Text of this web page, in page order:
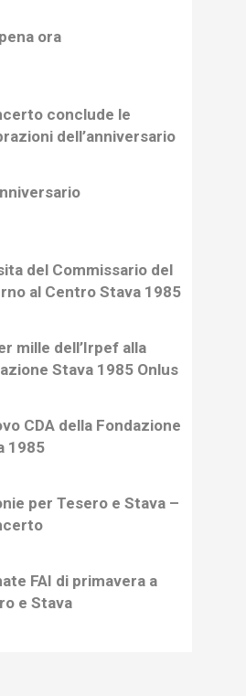
ora
conclude le
dell’anniversario
del Commissario del
al Centro Stava 1985
mille dell’Irpef alla
Stava 1985 Onlus
CDA della Fondazione
1985
per Tesero e Stava –
FAI di primavera a
e Stava